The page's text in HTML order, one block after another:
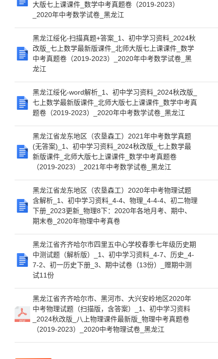
大版七上课课件_数学中考真题卷（2019-2023）
_2020年中考数学试卷_黑龙江
黑龙江绥化-扫描真题+答案_1、初中学习资料_2024秋
改版_七上数学最新版课件_北师大版七上课课件_数学
中考真题卷（2019-2023）_2020年中考数学试卷_黑
龙江
黑龙江绥化-word解析_1、初中学习资料_2024秋改版_
七上数学最新版课件_北师大版七上课课件_数学中考真
题卷（2019-2023）_2020年中考数学试卷_黑龙江
黑龙江省龙东地区（农垦森工）2021年中考数学真题
(无答案)_1、初中学习资料_2024秋改版_七上数学最
新版课件_北师大版七上课课件_数学中考真题卷
（2019-2023）_2021年中考数学试卷_黑龙江
黑龙江省龙东地区（农垦森工）2020年中考物理试题
含解析_1、初中学习资料_4-4、物理_4-4-4、初二物理
下册_2023更新_物理8下：2020年各地月考、期中、
期末卷_2020年物理中考真卷
黑龙江省齐齐哈尔市四里五中心学校春季七年级历史期
中测试题（解析版）_1、初中学习资料_4-7、历史_4-
7-2、初一历史下册_3、期中试卷（13份）_赠期中测
试11份
黑龙江省齐齐哈尔市、黑河市、大兴安岭地区2020年
中考物理试题（扫描版，含答案）_1、初中学习资料
_2024秋改版_八上物理课件最新版_物理中考真题卷
（2019-2023）_2020中考物理试卷_黑龙江